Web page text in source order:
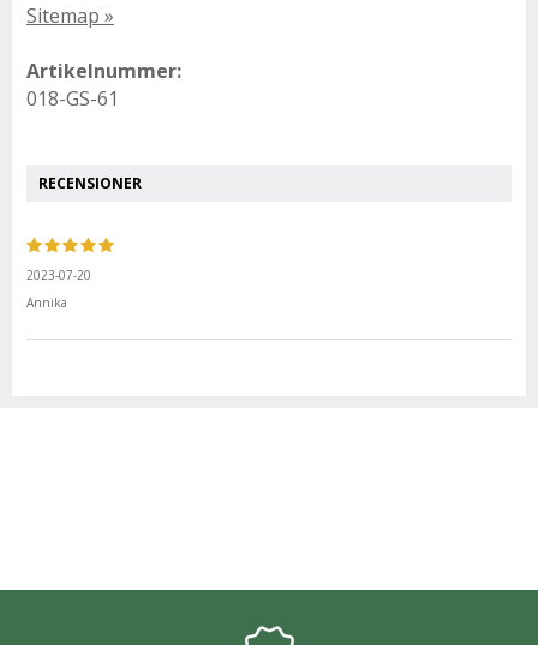
Sitemap »
Artikelnummer:
018-GS-61
RECENSIONER
2023-07-20
Annika